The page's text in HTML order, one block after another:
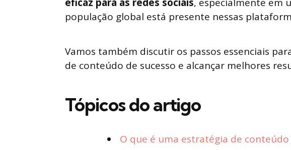
eficaz para as redes sociais, especialmente em
população global está presente nessas
Vamos também discutir os passos essenciais
de conteúdo de sucesso e alcançar melhores
Tópicos do artigo
O que é uma estratégia de